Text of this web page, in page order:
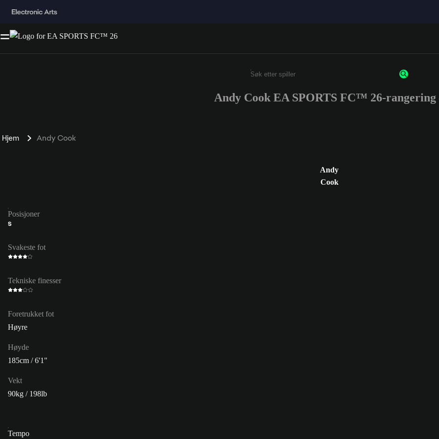
Enter a minimum of 3 characters or numbers
Andy Cook EA SPORTS FC™ 26-rangering
Hjem Andy Cook
Andy
Cook
Posisjoner
S
Svakeste fot
Tekniske finesser
Foretrukket fot
Høyre
Høyde
185cm / 6'1"
Vekt
90kg / 198lb
Tempo